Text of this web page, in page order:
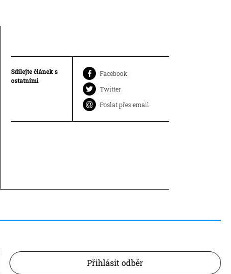
Sdílejte článek s
ostatními
Facebook
Twitter
Poslat přes email
Přihlásit odběr